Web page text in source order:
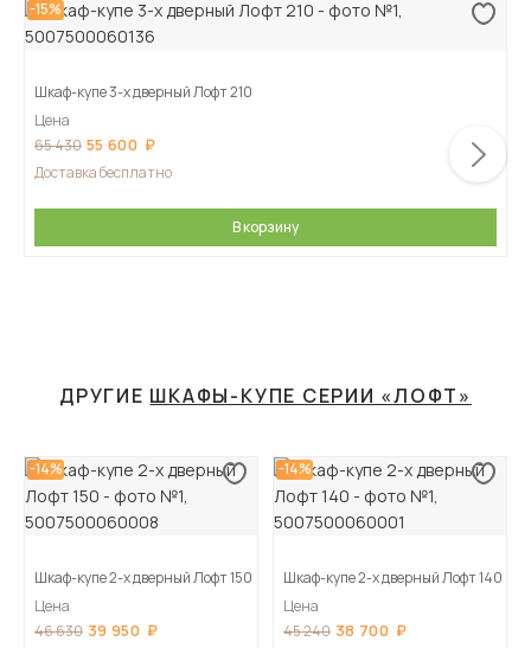
-15%
Шкаф-купе 3-х дверный Лофт 210
Цена
65 430 55 600
Доставка бесплатно
В корзину
ДРУГИЕ ШКАФЫ-КУПЕ СЕРИИ «ЛОФТ»
-14%
Шкаф-купе 2-х дверный Лофт 150
Цена
46 630 39 950
-14%
Шкаф-купе 2-х дверный Лофт 140
Цена
45 240 38 700